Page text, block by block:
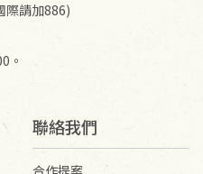
際請加886)
。
聯絡我們